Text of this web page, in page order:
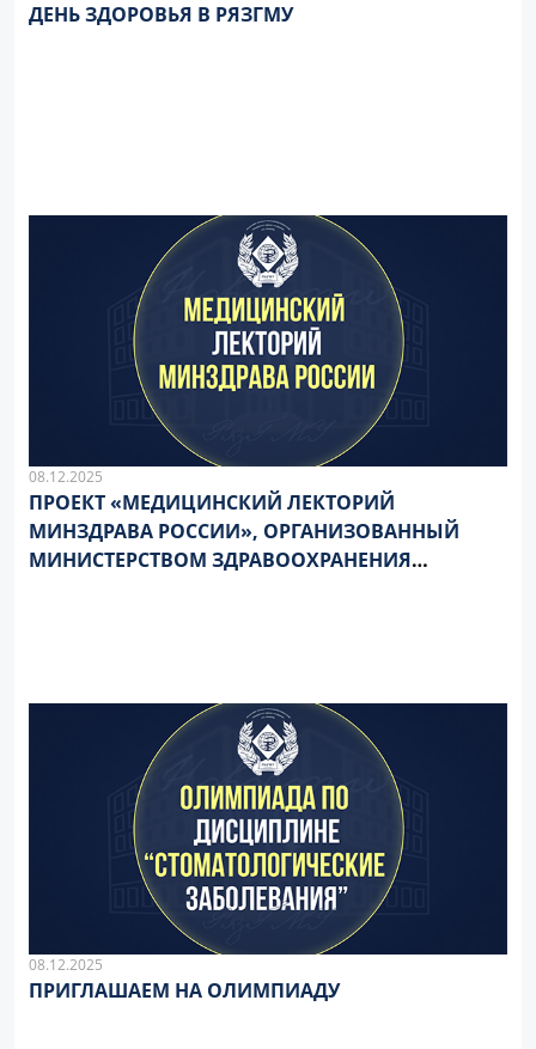
ДЕНЬ ЗДОРОВЬЯ В РЯЗГМУ
08.12.2025
ПРОЕКТ «МЕДИЦИНСКИЙ ЛЕКТОРИЙ
МИНЗДРАВА РОССИИ», ОРГАНИЗОВАННЫЙ
МИНИСТЕРСТВОМ ЗДРАВООХРАНЕНИЯ
08.12.2025
ПРИГЛАШАЕМ НА ОЛИМПИАДУ